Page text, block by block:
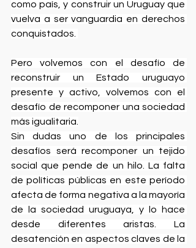
como país, y construir un Uruguay que
vuelva a ser vanguardia en derechos
conquistados.
Pero volvemos con el desafío de
reconstruir un Estado uruguayo
presente y activo, volvemos con el
desafío de recomponer una sociedad
más igualitaria.
Sin dudas uno de los principales
desafíos será recomponer un tejido
social que pende de un hilo. La falta
de políticas públicas en este período
afecta de forma negativa a la mayoría
de la sociedad uruguaya, y lo hace
desde diferentes aristas. La
desatención en aspectos claves de la